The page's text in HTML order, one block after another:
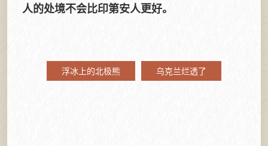
人的处境不会比印第安人更好。
浮冰上的北极熊 乌克兰烂透了